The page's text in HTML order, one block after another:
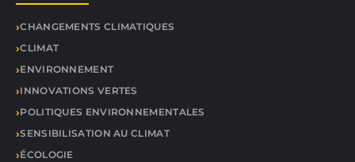
CHANGEMENTS CLIMATIQUES
CLIMAT
ENVIRONNEMENT
INNOVATIONS VERTES
POLITIQUES ENVIRONNEMENTALES
SENSIBILISATION AU CLIMAT
ÉCOLOGIE